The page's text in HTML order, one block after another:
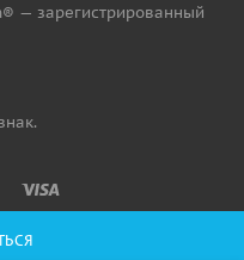
— зарегистрированный